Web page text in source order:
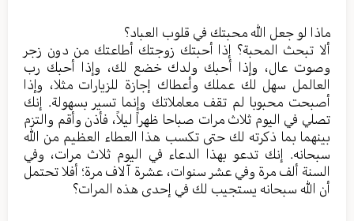
ماذا لو جعل الله محبتك في قلوب العباد؟
ألا تبحث المحبة؟ إذا أحبتك زوجتك أطاعتك من دون زجر
وصوت عال، وإذا أحبك ولدك خضع لك، وإذا أحبك رب
العالمل سهل لك عملك وأعطاك إجازة للزيارات مثلا، وإذا
أصبحت محبوبا لم تقف معاملاتك وإنما تسير بسهولة. إنك
تصلي في اليوم ثلاث مرات صباحا ظهراً ليلاً، فأذن وأقم والتزم
بينهما بما ذكرته لك حتى تكسب هذا العطاء العظيم من الله
سبحانه. إنك تدعو بهذا الدعاء في اليوم ثلاث مرات، وفي
السنة ألف مرة وفي عشر سنوات، عشرة آلاف مرة؛ أفلا تحتمل
أن الله سبحانه يستجيب لك في إحدى هذه المرات؟